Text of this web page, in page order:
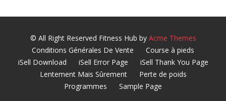
© All Right Reserved Fitness Hub by Acme Themes
Conditions Générales De Vente
Course à pieds
iSell Download
iSell Error Page
iSell Thank You Page
Lentement Mais Sûrement
Perte de poids
Programmes
Sample Page